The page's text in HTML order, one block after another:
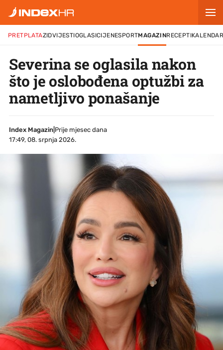
PRETPLATAZIDVIJESTIOGLASICIJENESPORTMAGAZINRECEPTI
Severina se oglasila nakon
što je oslobođena optužbi za
nametljivo ponašanje
Index Magazin
Prije mjesec dana
17:49, 08. srpnja 2026.